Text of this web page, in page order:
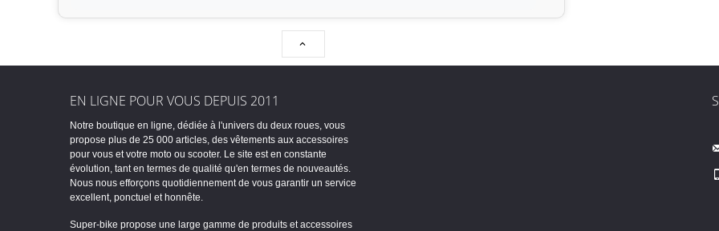

EN LIGNE POUR VOUS DEPUIS 2011
Notre boutique en ligne, dédiée à l'univers du deux roues, vous
propose plus de 25 000 articles, des vêtements aux accessoires
pour vous et votre moto ou scooter. Le site est en constante
évolution, tant en termes de qualité qu'en termes de nouveautés.
Nous nous efforçons quotidiennement de vous garantir un service
excellent, ponctuel et honnête.
Super-bike propose une large gamme de produits et accessoires